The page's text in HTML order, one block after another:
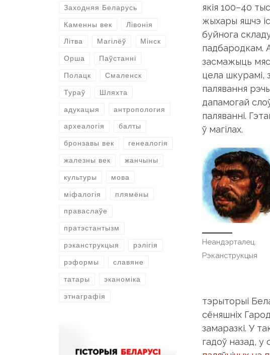
якія 100–40
жыхары яшчэ
буйнога
падбародкам.
засмажыць
цела шкурамі,
палявання
дапамогай
паляванні.
ў магілах.
Неандэрталец.
Рэканструкцыя
тэрыторыі
сёняшніх
замаразкі. У
гадоў назад, у
Заходняя Беларусь
Каменны век Лівонія
Літва Магілёў Мінск
Орша Паўстанні
Полацк Смаленск
Тураў Шляхта
адукацыя антропология
археалогія балты
бронзавы век генеалогія
жалезны век жанчыны
культуры мова
міфалогія плямёны
праваслаўе
пратэстантызм
рэканструкцыя рэлігія
рэформы славяне
татары эканоміка
этнаграфія